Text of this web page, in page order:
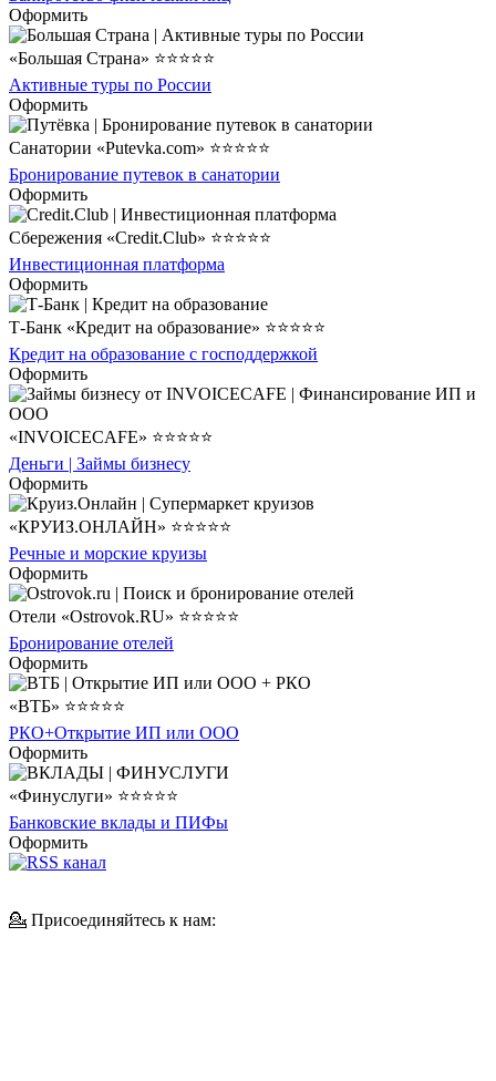
Оформить
«Большая Страна» ⭐⭐⭐⭐⭐
Активные туры по России
Оформить
Санатории «Putevka.com» ⭐⭐⭐⭐⭐
Бронирование путевок в санатории
Оформить
Сбережения «Credit.Club» ⭐⭐⭐⭐⭐
Инвестиционная платформа
Оформить
Т-Банк «Кредит на образование» ⭐⭐⭐⭐⭐
Кредит на образование с господдержкой
Оформить
«INVOICECAFE» ⭐⭐⭐⭐⭐
Деньги | Займы бизнесу
Оформить
«КРУИЗ.ОНЛАЙН» ⭐⭐⭐⭐⭐
Речные и морские круизы
Оформить
Отели «Ostrovok.RU» ⭐⭐⭐⭐⭐
Бронирование отелей
Оформить
«ВТБ» ⭐⭐⭐⭐⭐
РКО+Открытие ИП или ООО
Оформить
«Финуслуги» ⭐⭐⭐⭐⭐
Банковские вклады и ПИФы
Оформить
💁 Присоединяйтесь к нам: